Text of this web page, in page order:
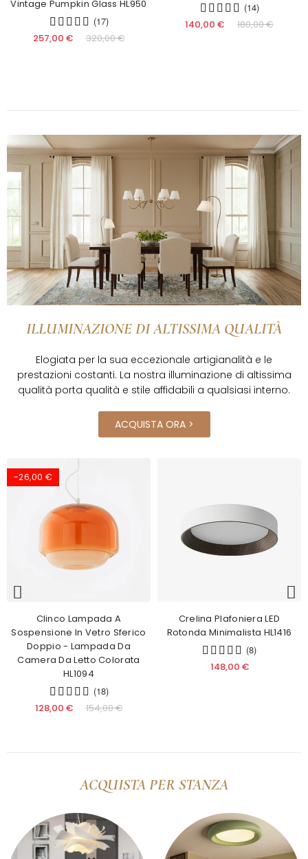
Vintage Pumpkin Glass HL950
(17)
257,00 €
320,00 €
(14)
140,00 €
180,00 €
ILLUMINAZIONE DI ALTISSIMA QUALITÀ
Elogiata per la sua eccezionale artigianalità e le
prestazioni costanti. La nostra illuminazione di altissima
qualità porta qualità e stile affidabili a qualsiasi interno.
ACQUISTA ORA >
-26,00 €
Clinco Lampada A
Sospensione In Vetro Sferico
Doppio - Lampada Da
Camera Da Letto Colorata
HL1094
(18)
128,00 €
154,00 €
Crelina Plafoniera LED
Rotonda Minimalista HL1416
(8)
148,00 €
ACQUISTA PER STANZA